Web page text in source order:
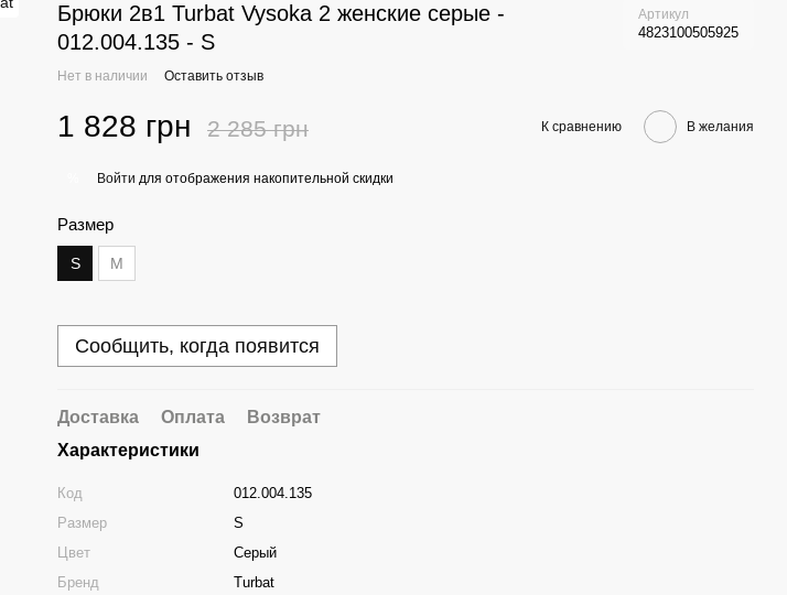
Брюки 2в1 Turbat Vysoka 2 женские серые -
012.004.135 - S
Артикул
4823100505925
Нет в наличии Оставить отзыв
1 828 грн 2 285 грн К сравнению В желания
Войти для отображения накопительной скидки
Размер
S M
Сообщить, когда появится
Доставка Оплата
Возврат
Характеристики
Код
012.004.135
Размер
S
Цвет
Серый
Бренд
Turbat